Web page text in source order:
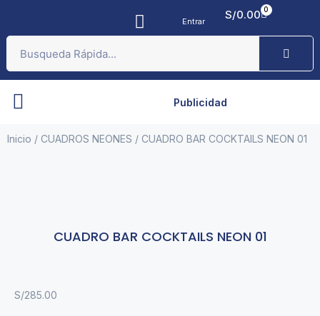
Entrar S/0.00 0
Publicidad
Inicio / CUADROS NEONES / CUADRO BAR COCKTAILS NEON 01
CUADRO BAR COCKTAILS NEON 01
S/285.00